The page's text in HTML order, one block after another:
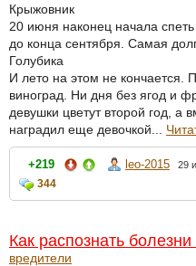
Крыжовник
20 июня наконец начала
до конца сентября. Самая
Голубика
И лето на этом не кончается.
виноград. Ни дня без ягод и
девушки цветут второй год, а
наградил еще девочкой...
+219 leo-2015 29
344
Как распознать болезни
вредители